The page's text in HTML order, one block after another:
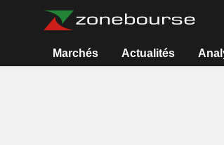
Marchés Actualités